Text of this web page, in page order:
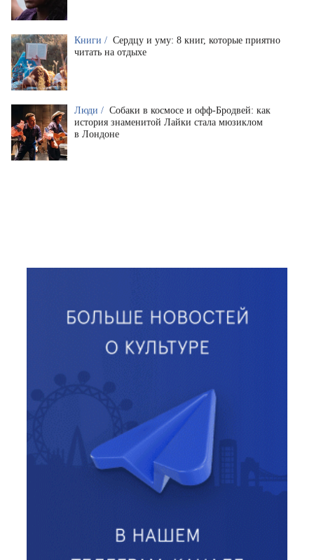
Книги / Сердцу и уму: 8 книг, которые приятно
читать на отдыхе
Люди / Собаки в космосе и офф-Бродвей: как
история знаменитой Лайки стала мюзиклом
в Лондоне